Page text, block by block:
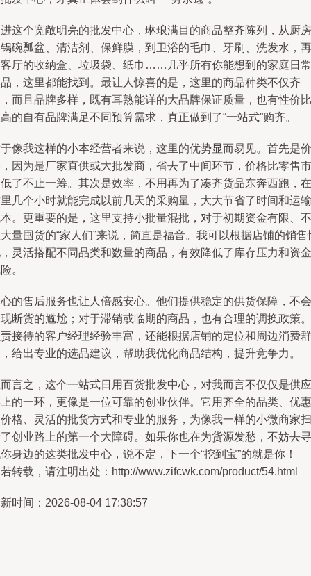
这个宽敞明亮的批发中心，琳琅满目的商品整齐陈列，从厨房
碗瓢盆、清洁剂、保鲜膜，到卫浴的毛巾、牙刷、洗发水，再
厅的收纳盒、垃圾袋、纸巾……几乎所有你能想到的家庭日常
，这里都能找到。最让人惊喜的是，这里的商品种类不仅齐
而且品牌多样，既有耳熟能详的大品牌保证质量，也有性价比
的自有品牌满足不同预算需求，真正做到了“一站式”购齐。
像我这样的小本经营者来说，这里的优势显而易见。首先是价
因为是厂家直供或大批发商，省去了中间环节，价格比零售市
了不止一筹。其次是效率，不用再为了凑齐货品东奔西跑，在
几个小时就能完成以前几天的采购量，大大节省了时间和运输
。更重要的是，这里支持小批量混批，对于初期资金有限、不
量囤货的“家人们”来说，简直是福音。我可以根据店铺的销售
灵活搭配不同品类和数量的商品，有效降低了库存压力和资金
。
的售后服务也让人倍感安心。他们提供稳定的供货保障，不会
断货的尴尬；对于滞销或临期的商品，也有合理的调换政策。
接待的客户经理经验丰富，还能根据店铺的定位和周边消费群
给出专业的选品建议，帮助我优化商品结构，提升竞争力。
言之，这个一站式日用百货批发中心，对我而言不仅仅是供应
的一环，更像是一位可靠的创业伙伴。它用齐全的品类、优惠
格、灵活的批货方式和专业的服务，为像我一样的小微商家扫
创业路上的第一个大障碍。如果你也在为货源发愁，不妨去寻
身边的这类批发中心，说不定，下一个“挖到宝”的就是你！
转载，请注明出处：http://www.zifcwk.com/product/54.html
时间：2026-08-04 17:38:57